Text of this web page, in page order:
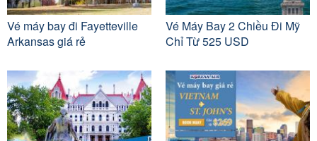
Vé máy bay đi Fayetteville
Arkansas giá rẻ
Vé Máy Bay 2 Chiều Đi Mỹ
Chỉ Từ 525 USD